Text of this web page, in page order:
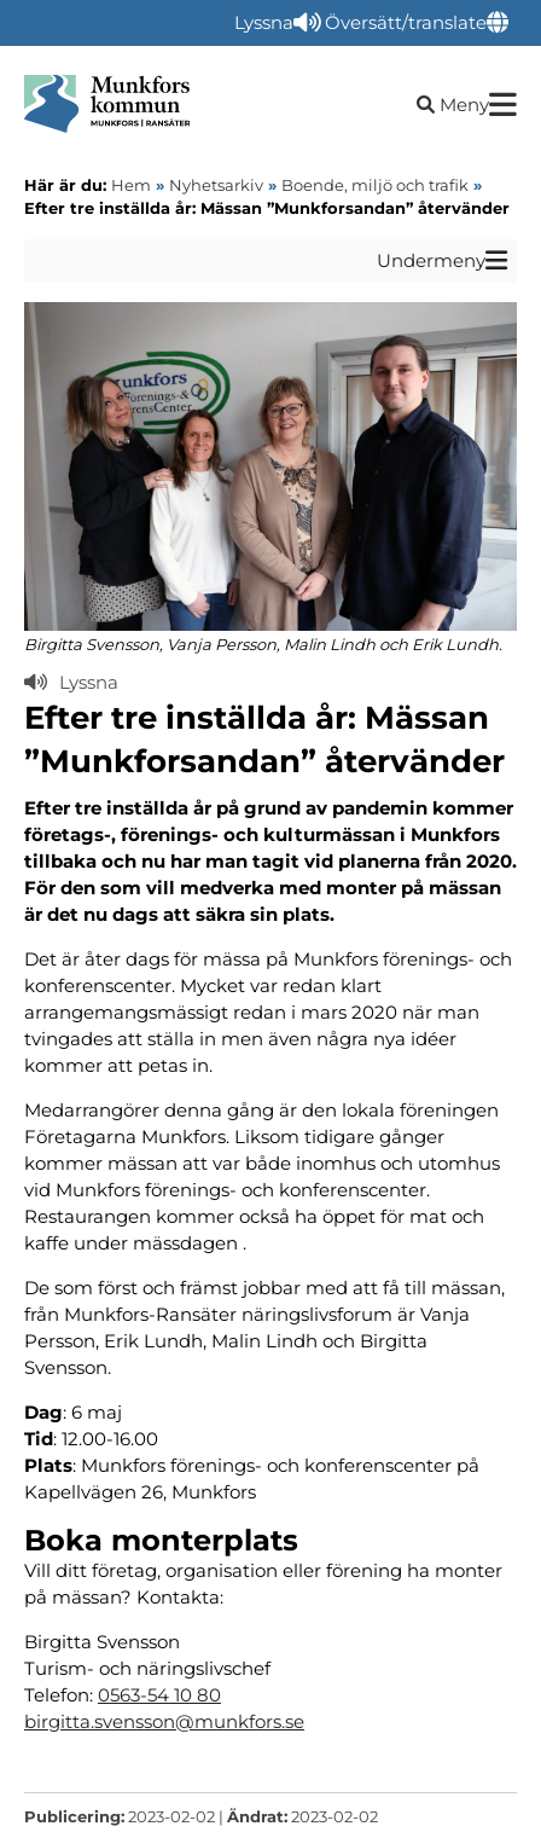
Lyssna Översätt/translate
Öppna
Meny
Här är du: Hem » Nyhetsarkiv » Boende, miljö och trafik »
Efter tre inställda år: Mässan ”Munkforsandan” återvänder
Undermeny
Birgitta Svensson, Vanja Persson, Malin Lindh och Erik Lundh.
Lyssna
Efter tre inställda år: Mässan
”Munkforsandan” återvänder
Efter tre inställda år på grund av pandemin kommer
företags-, förenings- och kulturmässan i Munkfors
tillbaka och nu har man tagit vid planerna från 2020.
För den som vill medverka med monter på mässan
är det nu dags att säkra sin plats.
Det är åter dags för mässa på Munkfors förenings- och
konferenscenter. Mycket var redan klart
arrangemangsmässigt redan i mars 2020 när man
tvingades att ställa in men även några nya idéer
kommer att petas in.
Medarrangörer denna gång är den lokala föreningen
Företagarna Munkfors. Liksom tidigare gånger
kommer mässan att var både inomhus och utomhus
vid Munkfors förenings- och konferenscenter.
Restaurangen kommer också ha öppet för mat och
kaffe under mässdagen ­.
De som först och främst jobbar med att få till mässan,
från Munkfors-Ransäter näringslivsforum är Vanja
Persson, Erik Lundh, Malin Lindh och Birgitta
Svensson.
Dag: 6 maj
Tid: 12.00-16.00
Plats: Munkfors förenings- och konferenscenter på
Kapellvägen 26, Munkfors
Boka monterplats
Vill ditt företag, organisation eller förening ha monter
på mässan? Kontakta:
Birgitta Svensson
Turism- och näringslivschef
Telefon: 0563-54 10 80
birgitta.svensson@munkfors.se
Publicering:2023-02-02 | Ändrat:2023-02-02